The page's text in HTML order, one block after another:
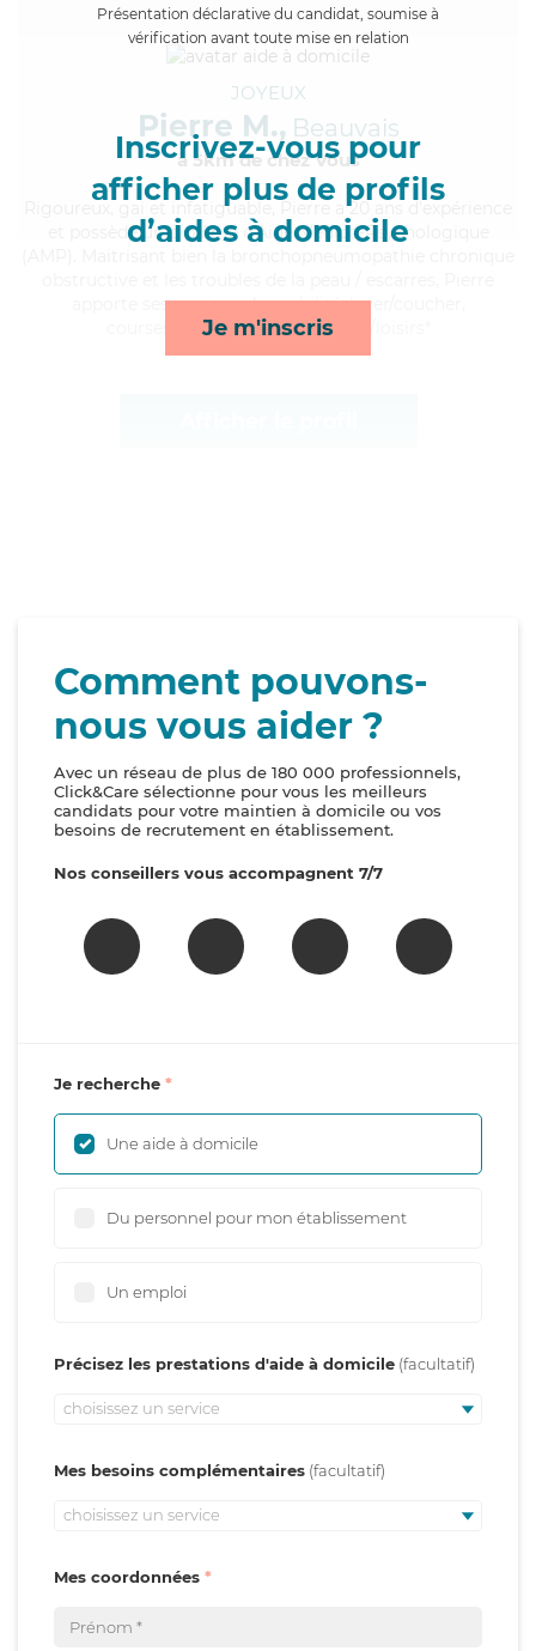
Présentation déclarative du candidat, soumise à
vérification avant toute mise en relation
Inscrivez-vous pour
afficher plus de profils
d’aides à domicile
Je m'inscris
JOYEUX
Pierre M., Beauvais
à 5km de chez Vous
, gai et infatiguable, Pierre a 20 ans d'expérience
et possède un diplôme d'Aide Médico-Psychologique
apporte ses services de mobilité, lever/coucher,
courses/livraison et compagnie/loisirs*
Comment pouvons-
nous vous aider ?
Avec un réseau de plus de 180 000 professionnels,
Click&Care sélectionne pour vous les meilleurs
candidats pour votre maintien à domicile ou vos
besoins de recrutement en établissement.
Nos conseillers vous accompagnent 7/7
Je recherche
Une aide à domicile
Du personnel pour mon établissement
Un emploi
Précisez les prestations d'aide à domicile
choisissez un service
Mes besoins complémentaires
choisissez un service
Mes coordonnées